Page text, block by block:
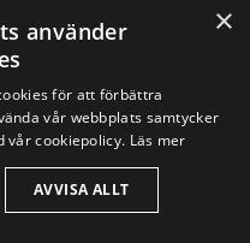
×
använder
för att förbättra
vår webbplats samtycker
vår cookiepolicy. Läs mer
AVVISA ALLT